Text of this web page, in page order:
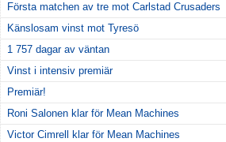
Första matchen av tre mot Carlstad Crusaders
Känslosam vinst mot Tyresö
1 757 dagar av väntan
Vinst i intensiv premiär
Premiär!
Roni Salonen klar för Mean Machines
Victor Cimrell klar för Mean Machines